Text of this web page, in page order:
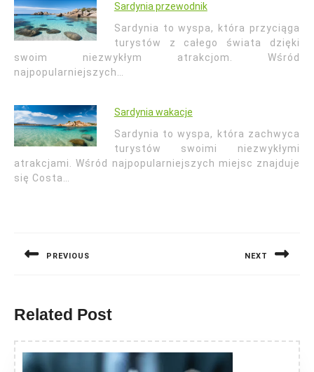
Sardynia przewodnik
Sardynia to wyspa, która przyciąga
turystów z całego świata dzięki
swoim niezwykłym atrakcjom. Wśród
najpopularniejszych…
Sardynia wakacje
Sardynia to wyspa, która zachwyca
turystów swoimi niezwykłymi
atrakcjami. Wśród najpopularniejszych miejsc znajduje
się Costa…
PREVIOUS NEXT
Related Post